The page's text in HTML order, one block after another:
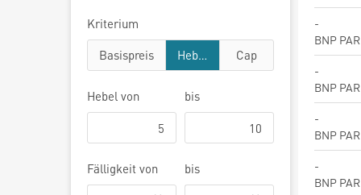
Kriterium
Basispreis
Hebel Cap
Hebel von bis
Fälligkeit von bis
-
BNP
-
BNP
-
BNP
-
BNP